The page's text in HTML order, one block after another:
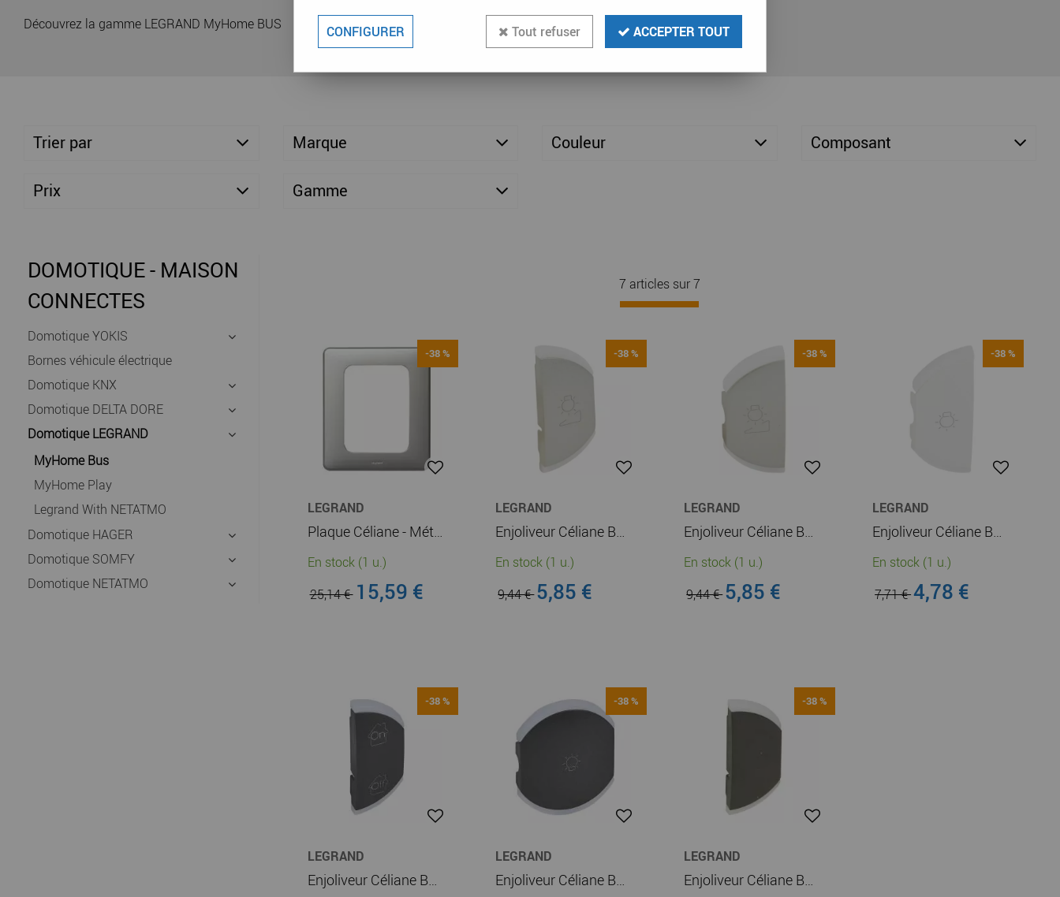
Découvrez la gamme LEGRAND MyHome BUS
Trier par Marque Couleur Composant
Prix Gamme
DOMOTIQUE - MAISON
CONNECTES
Domotique YOKIS
Bornes véhicule électrique
Domotique KNX
Domotique DELTA DORE
Domotique LEGRAND
MyHome Bus
MyHome Play
Legrand With NETATMO
Domotique HAGER
Domotique SOMFY
Domotique NETATMO
7 articles sur7
-38 %
LEGRAND
Plaque Céliane - Métal - pour écrans tactiles 3,5'' - Titane (068916)
En stock (1 u.)
25,14 € 15,59 €
-38 %
LEGRAND
Enjoliveur Céliane BUS - variation - simple droite - titane (068478)
En stock (1 u.)
9,44 €5,85 €
-38 %
LEGRAND
Enjoliveur Céliane BUS - variation - simple gauche - titane (068477)
En stock (1 u.)
9,44 €5,85 €
-38 %
LEGRAND
Enjoliveur Céliane BUS - éclairage - simple gauche - blanc (068148)
En stock (1 u.)
7,71 €4,78 €
-38 %
LEGRAND
Enjoliveur Céliane BUS - GEN/ON/OFF - simple droite - graphite (064856)
-38 %
LEGRAND
Enjoliveur Céliane BUS - éclairage 1 picto - double - graphite (064842)
-38 %
LEGRAND
Enjoliveur Céliane BUS - sans marquage - simple gauche/droite - graphite (064803)
CONFIGURER Tout refuser ACCEPTER TOUT